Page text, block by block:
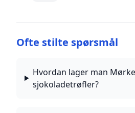
Ofte stilte spørsmål
Hvordan lager man Mørke
sjokoladetrøfler?